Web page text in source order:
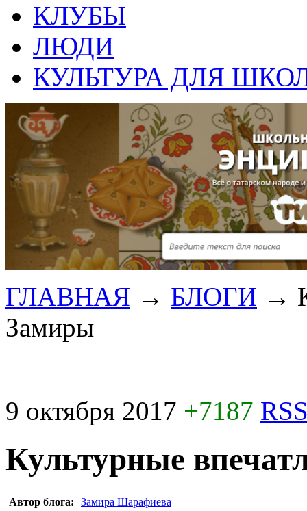
КЛУБЫ
ЛЮДИ
КУЛЬТУРА ДЛЯ
ГЛАВНАЯ → БЛОГИ →
Замиры
9 октября 2017 +7187
Культурные
Автор блога:
Замира Шарафиева